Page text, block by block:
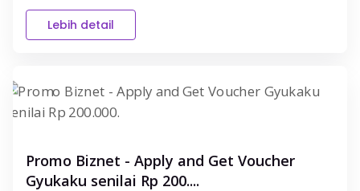
Lebih detail
Promo Biznet - Apply and Get Voucher
Gyukaku senilai Rp 200....